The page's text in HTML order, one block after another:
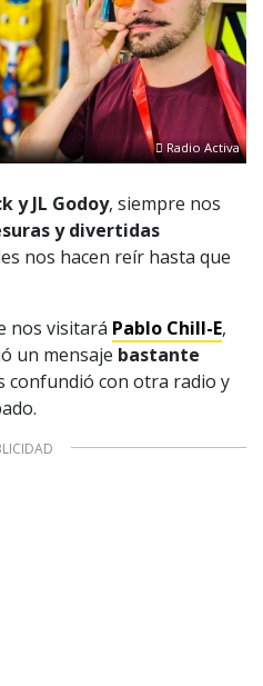
Radio Activa
y JL Godoy, siempre nos
y divertidas
nos hacen reír hasta que
nos visitará Pablo Chill-E,
un mensaje bastante
confundió con otra radio y